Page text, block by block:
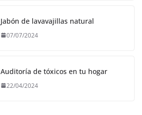
Jabón de lavavajillas natural
07/07/2024
Auditoría de tóxicos en tu hogar
22/04/2024